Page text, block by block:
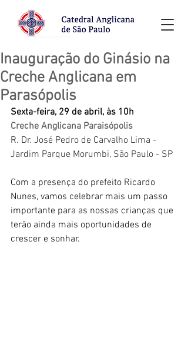
Inauguração do Ginásio na
Creche Anglicana em
Parasópolis
Sexta-feira, 29 de abril, às 10h
Creche Anglicana Paraisópolis
R. Dr. José Pedro de Carvalho Lima -
Jardim Parque Morumbi, São Paulo - SP
Com a presença do prefeito Ricardo
Nunes, vamos celebrar mais um passo
importante para as nossas crianças que
terão ainda mais oportunidades de
crescer e sonhar.